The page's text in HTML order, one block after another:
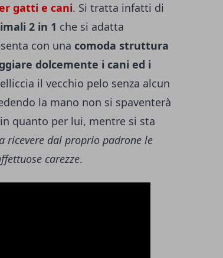
gatti e cani. Si tratta infatti di
2 in 1 che si adatta
con una comoda struttura
dolcemente i cani ed i
il vecchio pelo senza alcun
la mano non si spaventerà
quanto per lui, mentre si sta
ricevere dal proprio padrone le
carezze.